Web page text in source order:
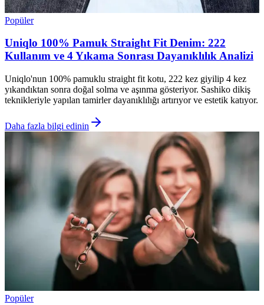
Popüler
Uniqlo 100% Pamuk Straight Fit Denim: 222
Kullanım ve 4 Yıkama Sonrası Dayanıklılık Analizi
Uniqlo'nun 100% pamuklu straight fit kotu, 222 kez giyilip 4 kez
yıkandıktan sonra doğal solma ve aşınma gösteriyor. Sashiko dikiş
teknikleriyle yapılan tamirler dayanıklılığı artırıyor ve estetik katıyor.
Daha fazla bilgi edinin
Popüler